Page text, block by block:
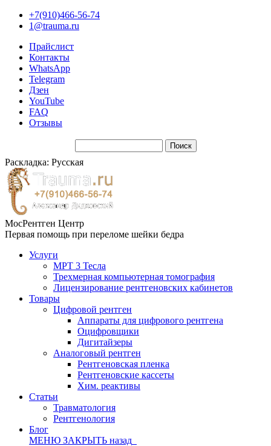
+7(910)466-56-74
1@trauma.ru
Прайслист
Контакты
WhatsApp
Telegram
Дзен
YouTube
FAQ
Отзывы
Раскладка: Русская
МосРентген Центр
Первая помощь при переломе шейки бедра
Услуги
МРТ 3 Тесла
Трехмерная компьютерная томография
Лицензирование рентгеновских кабинетов
Товары
Цифровой рентген
Аппараты для цифрового рентгена
Оцифровщики
Дигитайзеры
Аналоговый рентген
Рентгеновская пленка
Рентгеновские кассеты
Хим. реактивы
Статьи
Травматология
Рентгенология
Блог
МЕНЮ ЗАКРЫТЬ назад